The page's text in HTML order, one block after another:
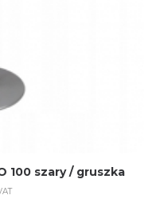
100 szary / gruszka